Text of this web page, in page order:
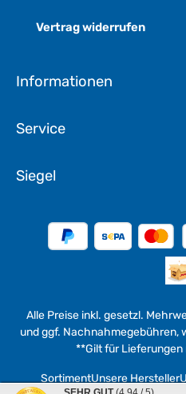
Vertrag widerrufen
Informationen
Service
Siegel
Alle Preise inkl. gesetzl.
und ggf. Nachnahmegebühren,
**Gilt für
SortimentUnsere Hersteller